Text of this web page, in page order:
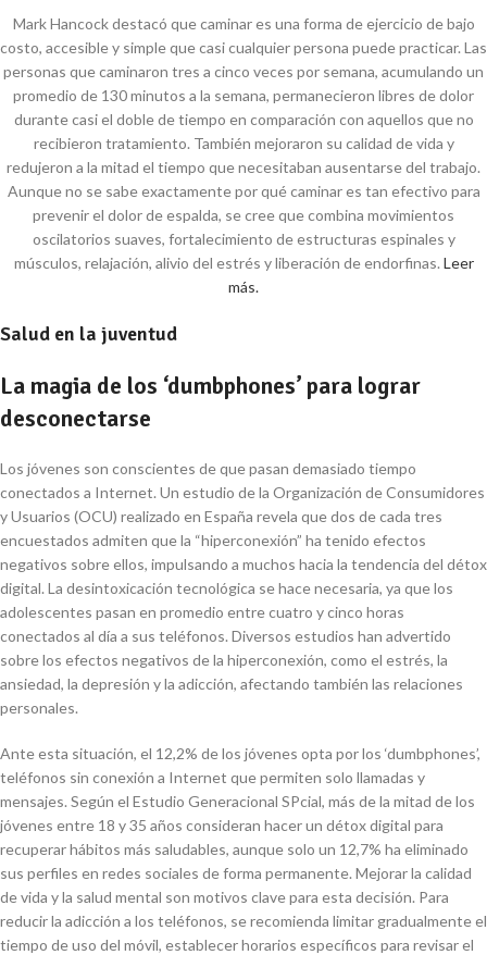
Mark Hancock destacó que caminar es una forma de ejercicio de bajo
costo, accesible y simple que casi cualquier persona puede practicar. Las
personas que caminaron tres a cinco veces por semana, acumulando un
promedio de 130 minutos a la semana, permanecieron libres de dolor
durante casi el doble de tiempo en comparación con aquellos que no
recibieron tratamiento. También mejoraron su calidad de vida y
redujeron a la mitad el tiempo que necesitaban ausentarse del trabajo.
Aunque no se sabe exactamente por qué caminar es tan efectivo para
prevenir el dolor de espalda, se cree que combina movimientos
oscilatorios suaves, fortalecimiento de estructuras espinales y
músculos, relajación, alivio del estrés y liberación de endorfinas. Leer
más.
Salud en la juventud
La magia de los ‘dumbphones’ para lograr
desconectarse
Los jóvenes son conscientes de que pasan demasiado tiempo
conectados a Internet. Un estudio de la Organización de Consumidores
y Usuarios (OCU) realizado en España revela que dos de cada tres
encuestados admiten que la “hiperconexión” ha tenido efectos
negativos sobre ellos, impulsando a muchos hacia la tendencia del détox
digital. La desintoxicación tecnológica se hace necesaria, ya que los
adolescentes pasan en promedio entre cuatro y cinco horas
conectados al día a sus teléfonos. Diversos estudios han advertido
sobre los efectos negativos de la hiperconexión, como el estrés, la
ansiedad, la depresión y la adicción, afectando también las relaciones
personales.
Ante esta situación, el 12,2% de los jóvenes opta por los ‘dumbphones’,
teléfonos sin conexión a Internet que permiten solo llamadas y
mensajes. Según el Estudio Generacional SPcial, más de la mitad de los
jóvenes entre 18 y 35 años consideran hacer un détox digital para
recuperar hábitos más saludables, aunque solo un 12,7% ha eliminado
sus perfiles en redes sociales de forma permanente. Mejorar la calidad
de vida y la salud mental son motivos clave para esta decisión. Para
reducir la adicción a los teléfonos, se recomienda limitar gradualmente el
tiempo de uso del móvil, establecer horarios específicos para revisar el